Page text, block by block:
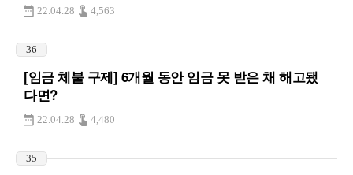
22.04.28 4,563
36
[임금 체불 구제] 6개월 동안 임금 못 받은 채 해고됐
다면?
22.04.28 4,480
35